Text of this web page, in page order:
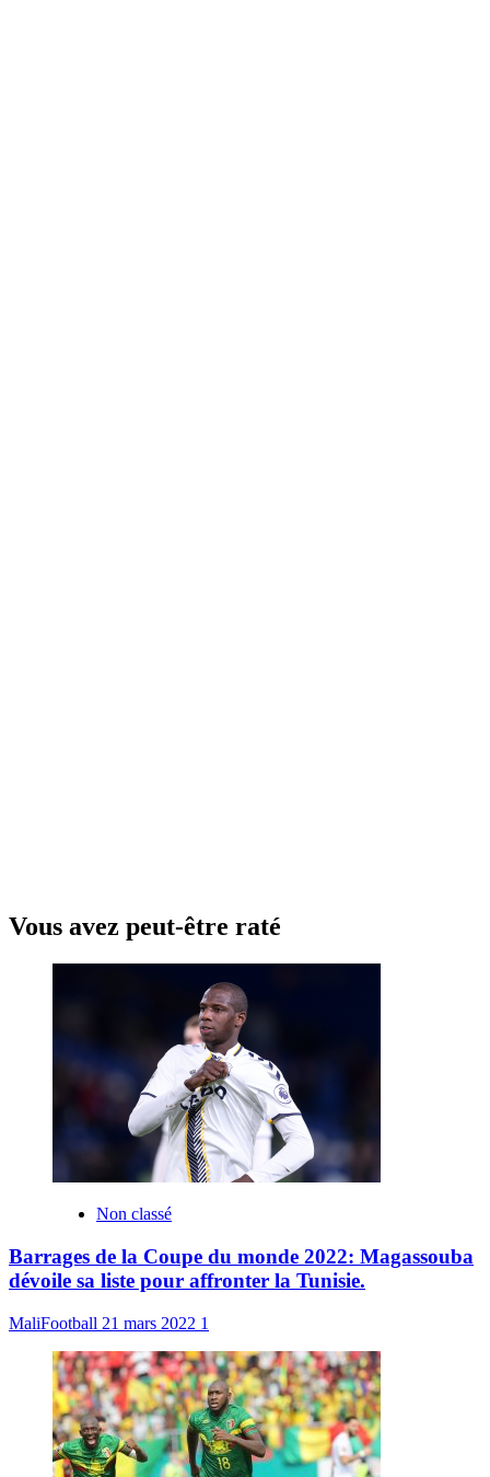
Vous avez peut-être raté
Non classé
Barrages de la Coupe du monde 2022: Magassouba
dévoile sa liste pour affronter la Tunisie.
MaliFootball 21 mars 2022 1